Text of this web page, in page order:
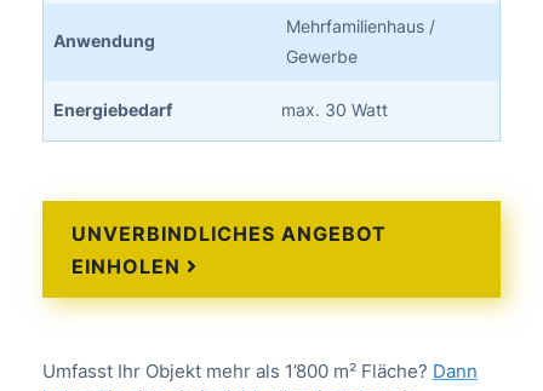
Anwendung
Mehrfamilienhaus /
Gewerbe
Energiebedarf max. 30 Watt
UNVERBINDLICHES ANGEBOT
EINHOLEN
Umfasst Ihr Objekt mehr als 1’800 m² Fläche? Dann